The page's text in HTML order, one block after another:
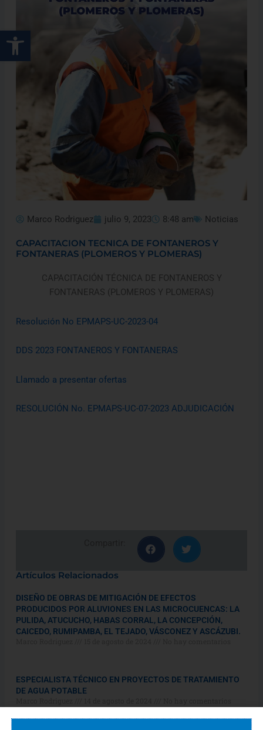
Abrir barra de herramientas
Marco Rodriguez julio 9, 2023 8:48 am Noticias
CAPACITACION TECNICA DE FONTANEROS Y
FONTANERAS (PLOMEROS Y PLOMERAS)
CAPACITACIÓN TÉCNICA DE FONTANEROS Y
FONTANERAS (PLOMEROS Y PLOMERAS)
Resolución No EPMAPS-UC-2023-04
DDS 2023 FONTANEROS Y FONTANERAS
Llamado a presentar ofertas
RESOLUCIÓN No. EPMAPS-UC-07-2023 ADJUDICACIÓN
Artículos Relacionados
DISEÑO DE OBRAS DE MITIGACIÓN DE EFECTOS
PRODUCIDOS POR ALUVIONES EN LAS MICROCUENCAS: LA
PULIDA, ATUCUCHO, HABAS CORRAL, LA CONCEPCIÓN,
CAICEDO, RUMIPAMBA, EL TEJADO, VÁSCONEZ Y ASCÁZUBI.
ESPECIALISTA TÉCNICO EN PROYECTOS DE TRATAMIENTO
DE AGUA POTABLE